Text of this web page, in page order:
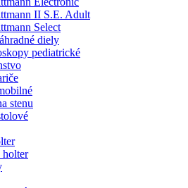
II S.E. Adult
Select
diely
pediatrické
stenu